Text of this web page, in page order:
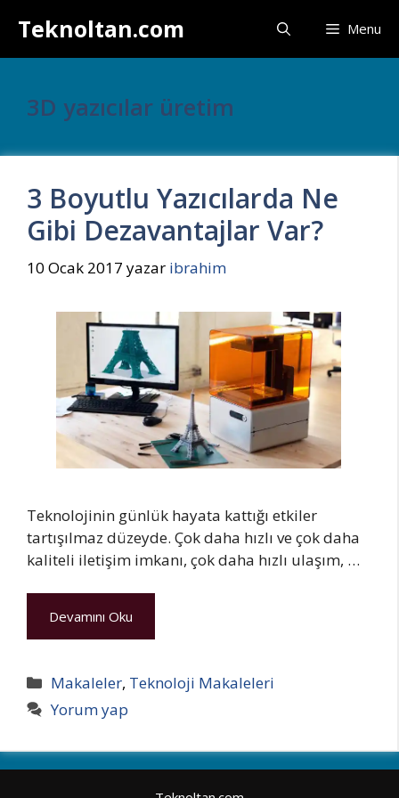
atlaTeknoltan.com Menu
3D yazıcılar üretim
3 Boyutlu Yazıcılarda Ne
Gibi Dezavantajlar Var?
10 Ocak 2017 yazar ibrahim
Teknolojinin günlük hayata kattığı etkiler
tartışılmaz düzeyde. Çok daha hızlı ve çok daha
kaliteli iletişim imkanı, çok daha hızlı ulaşım, …
Devamını Oku
Kategoriler
Makaleler, Teknoloji Makaleleri
Yorum yap